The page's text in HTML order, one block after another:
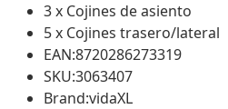
3 x Cojines de asiento
5 x Cojines trasero/lateral
EAN:8720286273319
SKU:3063407
Brand:vidaXL